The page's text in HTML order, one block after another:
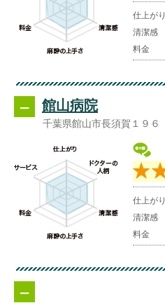
仕上がり
清潔感
料金
-- 館山病院
千葉県館山市長須賀１９６
仕上がり
清潔感
料金
--